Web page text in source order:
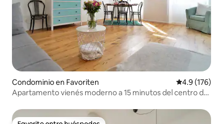
Condominio en Favoriten Calificación
4.9 (176)
Apartamento vienés moderno a 15 minutos del centro de